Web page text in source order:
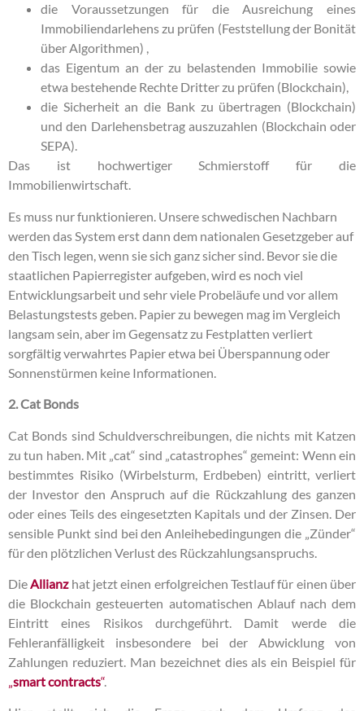
die Voraussetzungen für die Ausreichung eines
Immobiliendarlehens zu prüfen (Feststellung der Bonität
über Algorithmen) ,
das Eigentum an der zu belastenden Immobilie sowie
etwa bestehende Rechte Dritter zu prüfen (Blockchain),
die Sicherheit an die Bank zu übertragen (Blockchain)
und den Darlehensbetrag auszuzahlen (Blockchain oder
SEPA).
Das ist hochwertiger Schmierstoff für die
Immobilienwirtschaft.
Es muss nur funktionieren. Unsere schwedischen Nachbarn
werden das System erst dann dem nationalen Gesetzgeber auf
den Tisch legen, wenn sie sich ganz sicher sind. Bevor sie die
staatlichen Papierregister aufgeben, wird es noch viel
Entwicklungsarbeit und sehr viele Probeläufe und vor allem
Belastungstests geben. Papier zu bewegen mag im Vergleich
langsam sein, aber im Gegensatz zu Festplatten verliert
sorgfältig verwahrtes Papier etwa bei Überspannung oder
Sonnenstürmen keine Informationen.
2. Cat Bonds
Cat Bonds sind Schuldverschreibungen, die nichts mit Katzen
zu tun haben. Mit „cat“ sind „catastrophes“ gemeint: Wenn ein
bestimmtes Risiko (Wirbelsturm, Erdbeben) eintritt, verliert
der Investor den Anspruch auf die Rückzahlung des ganzen
oder eines Teils des eingesetzten Kapitals und der Zinsen. Der
sensible Punkt sind bei den Anleihebedingungen die „Zünder“
für den plötzlichen Verlust des Rückzahlungsanspruchs.
DieAllianzhat jetzt einen erfolgreichen Testlauf für einen über
die Blockchain gesteuerten automatischen Ablauf nach dem
Eintritt eines Risikos durchgeführt. Damit werde die
Fehleranfälligkeit insbesondere bei der Abwicklung von
Zahlungen reduziert. Man bezeichnet dies als ein Beispiel für
„smart contracts“.